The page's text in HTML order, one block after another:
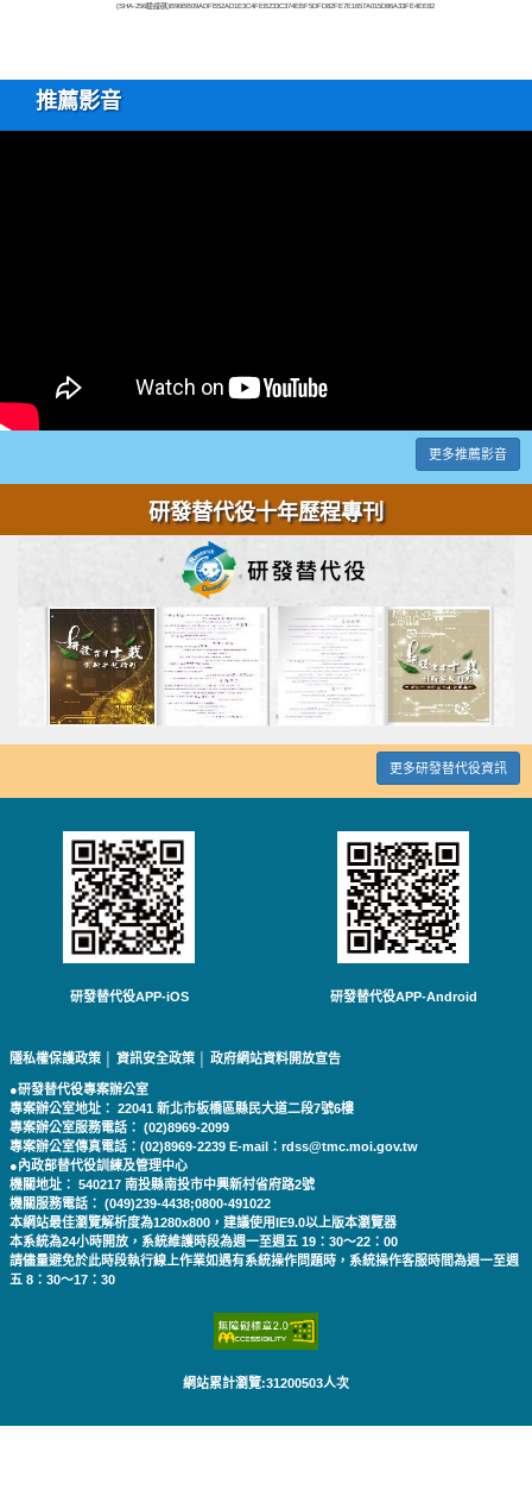
(SHA-256驗證碼)B96BB09ADFB52AD1E3C4FEB233C374EBF5DFD82FE7E1657A015D86A33FE4EE82
推薦影音
更多推薦影音
研發替代役十年歷程專刊
更多研發替代役資訊
研發替代役APP-iOS 研發替代役APP-Android
隱私權保護政策 資訊安全政策 政府網站資料開放宣告
●研發替代役專案辦公室
專案辦公室地址： 22041 新北市板橋區縣民大道二段7號6樓
專案辦公室服務電話： (02)8969-2099
專案辦公室傳真電話：(02)8969-2239 E-mail：rdss@tmc.moi.gov.tw
●內政部替代役訓練及管理中心
機關地址： 540217 南投縣南投市中興新村省府路2號
機關服務電話： (049)239-4438;0800-491022
本網站最佳瀏覽解析度為1280x800，建議使用IE9.0以上版本瀏覽器
本系統為24小時開放，系統維護時段為週一至週五 19：30～22：00
請儘量避免於此時段執行線上作業如遇有系統操作問題時，系統操作客服時間為週一至週
五 8：30～17：30
網站累計瀏覽:31200503人次